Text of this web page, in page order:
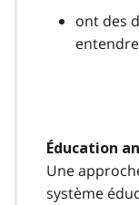
ont des
Éducation
Une
système